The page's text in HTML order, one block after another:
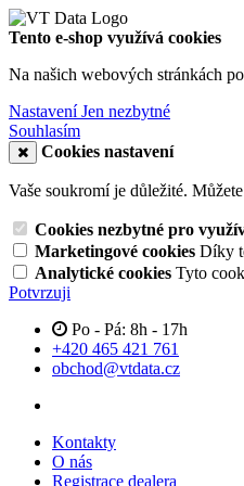
Tento e-shop využívá cookies
Na našich webových stránkách
NastaveníJen nezbytné
Souhlasím
Cookies nastavení
Vaše soukromí je důležité.
Cookies nezbytné pro
Marketingové cookies Díky
Analytické cookies Tyto
Potvrzuji
Po - Pá: 8h - 17h
+420 465 421 761
obchod@vtdata.cz
Kontakty
O nás
Registrace dealera